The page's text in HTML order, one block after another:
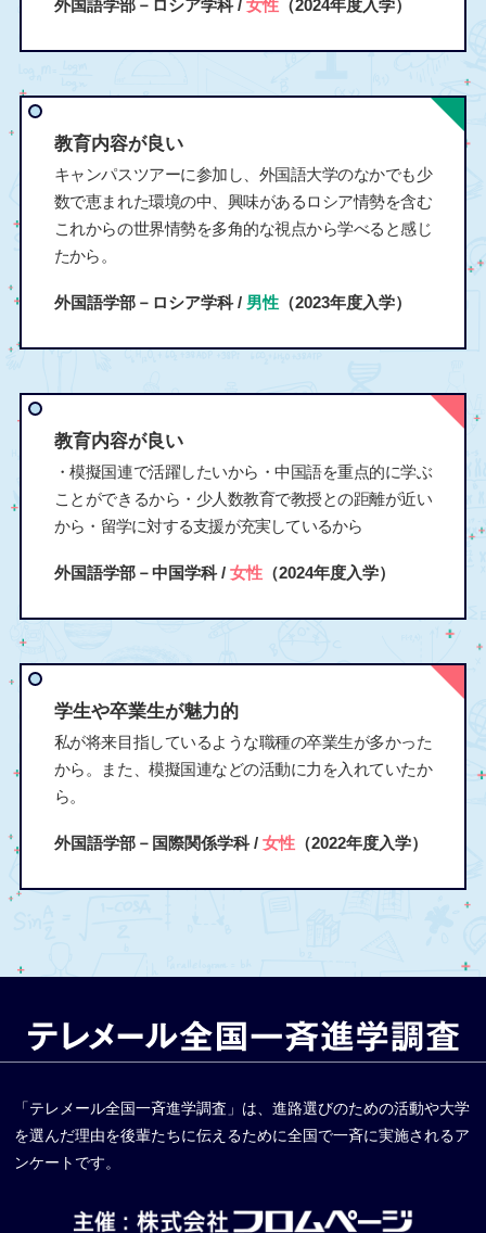
外国語学部－ロシア学科 / 女性（2024年度入学）
教育内容が良い
キャンパスツアーに参加し、外国語大学のなかでも少
数で恵まれた環境の中、興味があるロシア情勢を含む
これからの世界情勢を多角的な視点から学べると感じ
たから。
外国語学部－ロシア学科 / 男性（2023年度入学）
教育内容が良い
・模擬国連で活躍したいから・中国語を重点的に学ぶ
ことができるから・少人数教育で教授との距離が近い
から・留学に対する支援が充実しているから
外国語学部－中国学科 / 女性（2024年度入学）
学生や卒業生が魅力的
私が将来目指しているような職種の卒業生が多かった
から。また、模擬国連などの活動に力を入れていたか
ら。
外国語学部－国際関係学科 / 女性（2022年度入学）
「テレメール全国一斉進学調査」は、進路選びのための活動や大学
を選んだ理由を後輩たちに伝えるために全国で一斉に実施されるア
ンケートです。